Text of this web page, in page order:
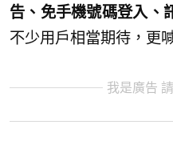
告、免手機號碼登入、
不少用戶相當期待，更
我是廣告